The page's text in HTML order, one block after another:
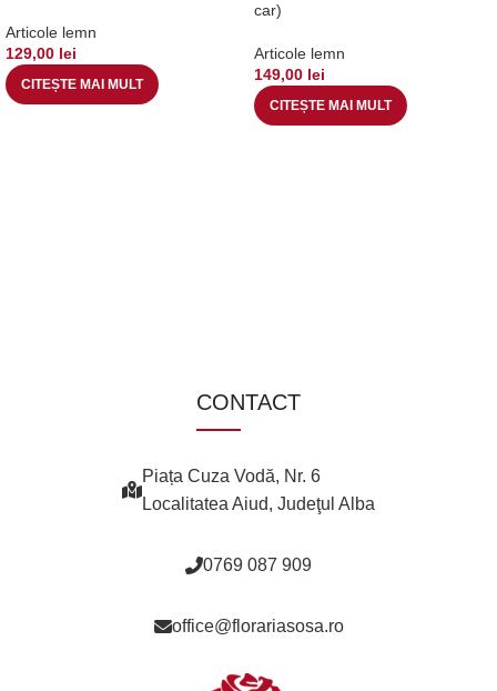
Articole lemn
129,00 lei
CITEȘTE MAI MULT
car)
Articole lemn
149,00 lei
CITEȘTE MAI MULT
CONTACT
Piața Cuza Vodă, Nr. 6
Localitatea Aiud, Judeţul Alba
0769 087 909
office@florariasosa.ro